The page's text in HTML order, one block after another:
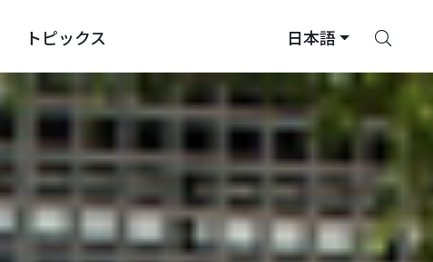
トピックス 日本語
が
す